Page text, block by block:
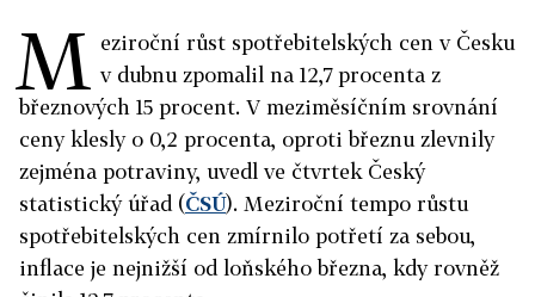
M eziroční růst spotřebitelských cen v Česku
v dubnu zpomalil na 12,7 procenta z
březnových 15 procent. V meziměsíčním srovnání
ceny klesly o 0,2 procenta, oproti březnu zlevnily
zejména potraviny, uvedl ve čtvrtek Český
statistický úřad (ČSÚ). Meziroční tempo růstu
spotřebitelských cen zmírnilo potřetí za sebou,
inflace je nejnižší od loňského března, kdy rovněž